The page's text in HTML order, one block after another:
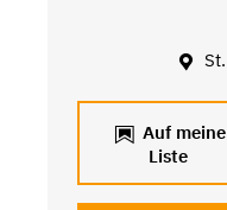
Auf meine
Liste